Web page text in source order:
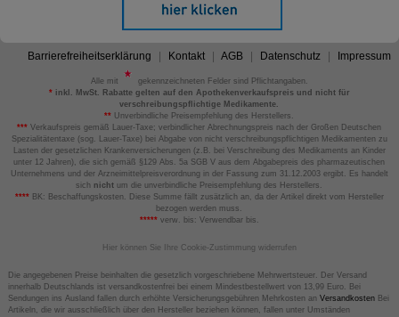
Barrierefreiheitserklärung Kontakt AGB Datenschutz Impressum
Alle mit
gekennzeichneten Felder sind Pflichtangaben.
*inkl. MwSt. Rabatte gelten auf den Apothekenverkaufspreis und nicht für
verschreibungspflichtige Medikamente.
** Unverbindliche Preisempfehlung des Herstellers.
*** Verkaufspreis gemäß Lauer-Taxe; verbindlicher Abrechnungspreis nach der Großen Deutschen
Spezialitätentaxe (sog. Lauer-Taxe) bei Abgabe von nicht verschreibungspflichtigen Medikamenten zu
Lasten der gesetzlichen Krankenversicherungen (z.B. bei Verschreibung des Medikaments an Kinder
unter 12 Jahren), die sich gemäß §129 Abs. 5a SGB V aus dem Abgabepreis des pharmazeutischen
Unternehmens und der Arzneimittelpreisverordnung in der Fassung zum 31.12.2003 ergibt. Es handelt
sich nicht um die unverbindliche Preisempfehlung des Herstellers.
****BK: Beschaffungskosten. Diese Summe fällt zusätzlich an, da der Artikel direkt vom Hersteller
bezogen werden muss.
*****verw. bis: Verwendbar bis.
Hier können Sie Ihre Cookie-Zustimmung widerrufen
Die angegebenen Preise beinhalten die gesetzlich vorgeschriebene Mehrwertsteuer. Der Versand
innerhalb Deutschlands ist versandkostenfrei bei einem Mindestbestellwert von 13,99 Euro. Bei
Sendungen ins Ausland fallen durch erhöhte Versicherungsgebühren Mehrkosten an VersandkostenBei
Artikeln, die wir ausschließlich über den Hersteller beziehen können, fallen unter Umständen